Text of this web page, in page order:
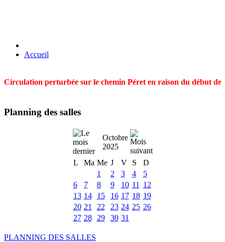
Accueil
Circulation perturbée sur le chemin Péret en raison du début
Planning des salles
Octobre
2025
L
Ma Me J V S
D
1
2 3 4
5
6
7 8 9 10 11
12
13 14 15 16 17 18 19
20 21 22 23 24 25 26
27 28 29 30 31
PLANNING DES SALLES